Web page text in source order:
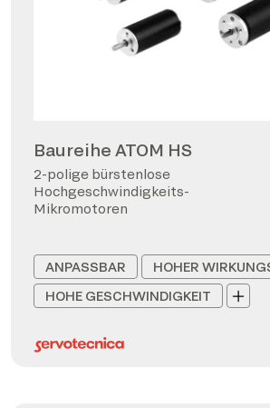
Baureihe ATOM HS
2-polige bürstenlose
Hochgeschwindigkeits-
Mikromotoren
ANPASSBAR
HOHER
HOHE GESCHWINDIGKEIT